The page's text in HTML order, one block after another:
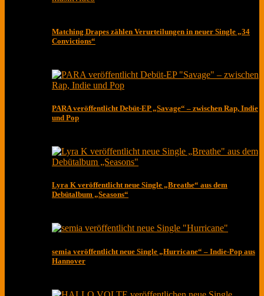
Matching Drapes zählen Verurteilungen in neuer Single „34
Convictions“
PARA veröffentlicht Debüt-EP „Savage“ – zwischen Rap, Indie
und Pop
Lyra K veröffentlicht neue Single „Breathe“ aus dem
Debütalbum „Seasons“
semia veröffentlicht neue Single „Hurricane“ – Indie-Pop aus
Hannover